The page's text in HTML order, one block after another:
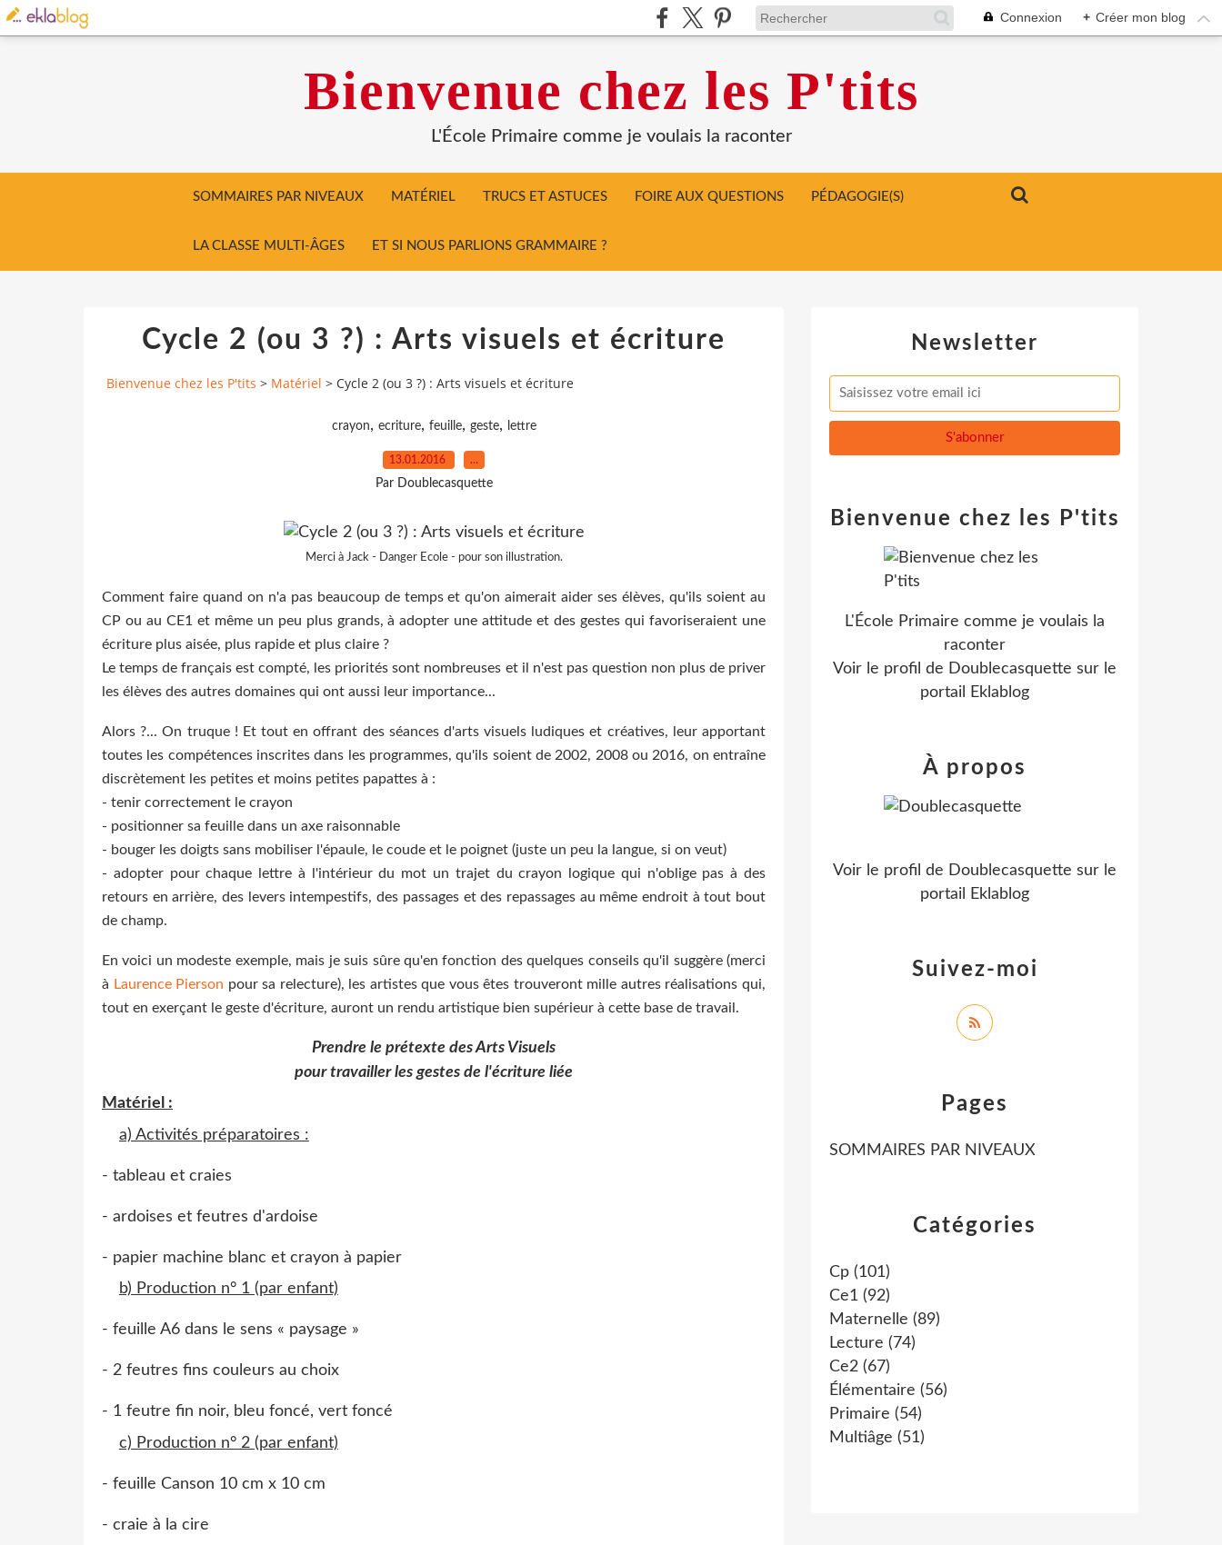
Connexion + Créer mon blog
Bienvenue chez les P'tits
L'École Primaire comme je voulais la raconter
SOMMAIRES PAR NIVEAUX MATÉRIEL TRUCS ET ASTUCES FOIRE AUX QUESTIONS PÉDAGOGIE(S)
LA CLASSE MULTI-ÂGES ET SI NOUS PARLIONS GRAMMAIRE ?
Cycle 2 (ou 3 ?) : Arts visuels et écriture
Bienvenue chez les P'tits > Matériel > Cycle 2 (ou 3 ?) : Arts visuels et écriture
crayon, ecriture, feuille, geste, lettre
13.01.2016 …
Par Doublecasquette
Merci à Jack - Danger Ecole - pour son illustration.
Comment faire quand on n'a pas beaucoup de temps et qu'on aimerait aider ses élèves, qu'ils soient au
CP ou au CE1 et même un peu plus grands, à adopter une attitude et des gestes qui favoriseraient une
écriture plus aisée, plus rapide et plus claire ?
Le temps de français est compté, les priorités sont nombreuses et il n'est pas question non plus de priver
les élèves des autres domaines qui ont aussi leur importance...
Alors ?... On truque ! Et tout en offrant des séances d'arts visuels ludiques et créatives, leur apportant
toutes les compétences inscrites dans les programmes, qu'ils soient de 2002, 2008 ou 2016, on entraîne
discrètement les petites et moins petites papattes à :
- tenir correctement le crayon
- positionner sa feuille dans un axe raisonnable
- bouger les doigts sans mobiliser l'épaule, le coude et le poignet (juste un peu la langue, si on veut)
- adopter pour chaque lettre à l'intérieur du mot un trajet du crayon logique qui n'oblige pas à des
retours en arrière, des levers intempestifs, des passages et des repassages au même endroit à tout bout
de champ.
En voici un modeste exemple, mais je suis sûre qu'en fonction des quelques conseils qu'il suggère (merci
à Laurence Pierson pour sa relecture), les artistes que vous êtes trouveront mille autres réalisations qui,
tout en exerçant le geste d'écriture, auront un rendu artistique bien supérieur à cette base de travail.
Prendre le prétexte des Arts Visuels
pour travailler les gestes de l'écriture liée
Matériel :
a) Activités préparatoires :
- tableau et craies
- ardoises et feutres d'ardoise
- papier machine blanc et crayon à papier
b) Production n° 1 (par enfant)
- feuille A6 dans le sens « paysage »
- 2 feutres fins couleurs au choix
- 1 feutre fin noir, bleu foncé, vert foncé
c) Production n° 2 (par enfant)
- feuille Canson 10 cm x 10 cm
- craie à la cire
Newsletter
Catégories
Cp (101)
Ce1 (92)
Maternelle (89)
Lecture (74)
Ce2 (67)
Élémentaire (56)
Primaire (54)
Multiâge (51)
Pages
SOMMAIRES PAR NIVEAUX
Bienvenue chez les P'tits
L'École Primaire comme je voulais la
raconter
Voir le profil de Doublecasquette sur le
portail Eklablog
Suivez-moi
À propos
Voir le profil de Doublecasquette sur le
portail Eklablog